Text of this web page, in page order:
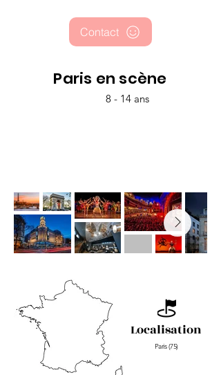
Contact
Paris en scène
8 - 14 ans
Localisation
Paris (75)